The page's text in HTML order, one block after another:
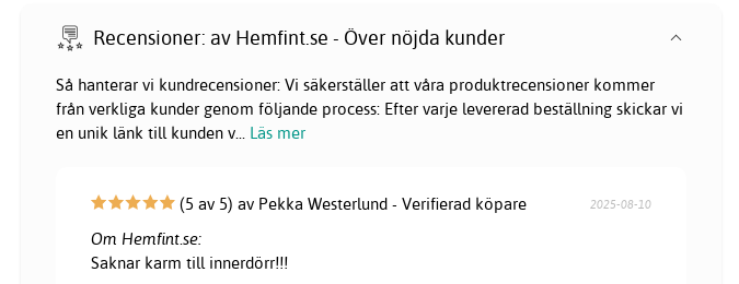
Recensioner: av Hemfint.se - Över nöjda kunder
Så hanterar vi kundrecensioner: Vi säkerställer att våra produktrecensioner kommer
från verkliga kunder genom följande process: Efter varje levererad beställning skickar vi
en unik länk till kunden v... Läs mer
(5 av 5) av Pekka Westerlund - Verifierad köpare 2025-08-10
Om Hemfint.se:
Saknar karm till innerdörr!!!